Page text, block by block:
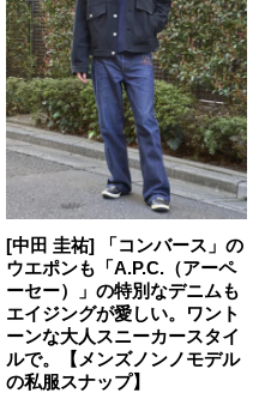
[中田 圭祐] 「コンバース」の
ウエポンも「A.P.C.（アーペ
ーセー）」の特別なデニムも
エイジングが愛しい。ワント
ーンな大人スニーカースタイ
ルで。【メンズノンノモデル
の私服スナップ】